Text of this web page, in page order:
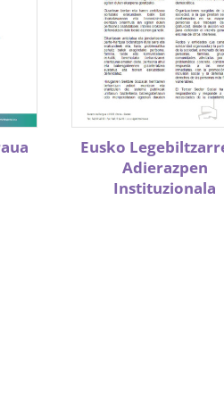
Eusko
Adierazpen
Instituzionala